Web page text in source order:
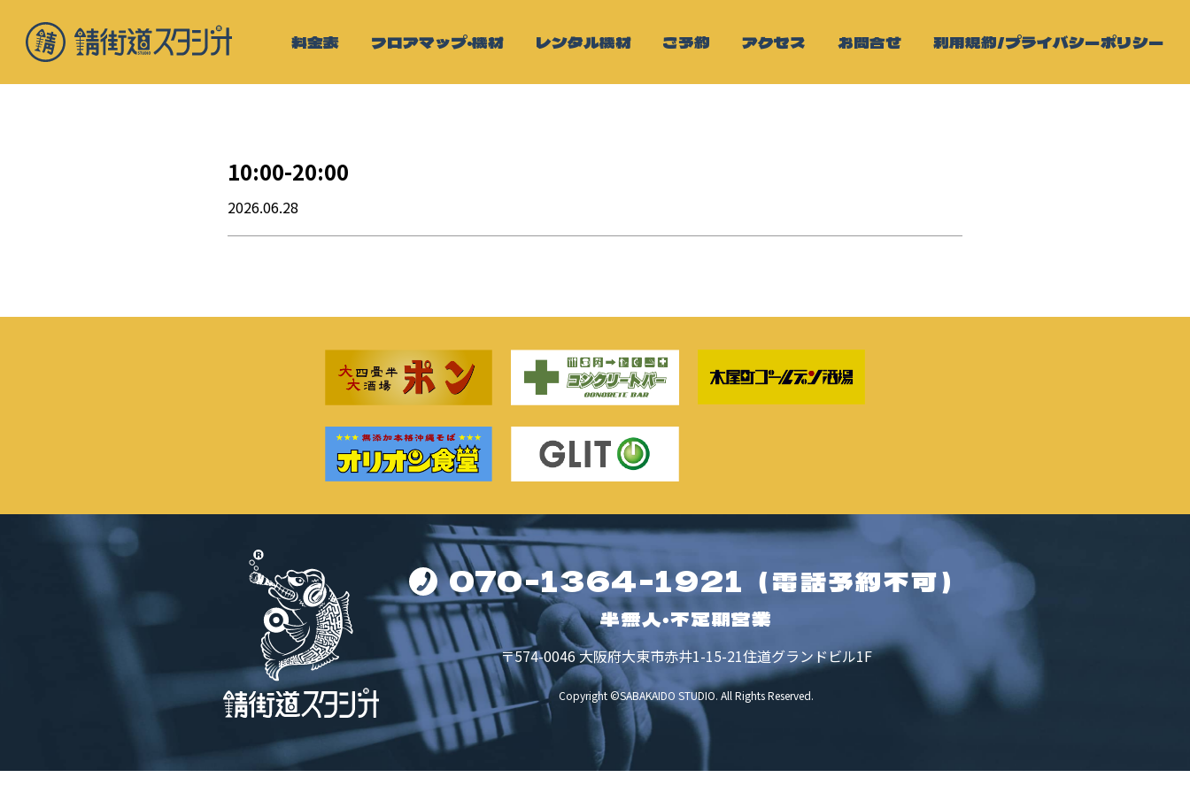
料金表 フロアマップ・機材 レンタル機材 ご予約 アクセス お問合せ 利用規約/プライバシーポリシー
10:00-20:00
2026.06.28
070-1364-1921 （電話予約不可）
半無人・不定期営業
〒574-0046大阪府大東市赤井1-15-21住道グランドビル1F
Copyright ©SABAKAIDO STUDIO.All Rights Reserved.